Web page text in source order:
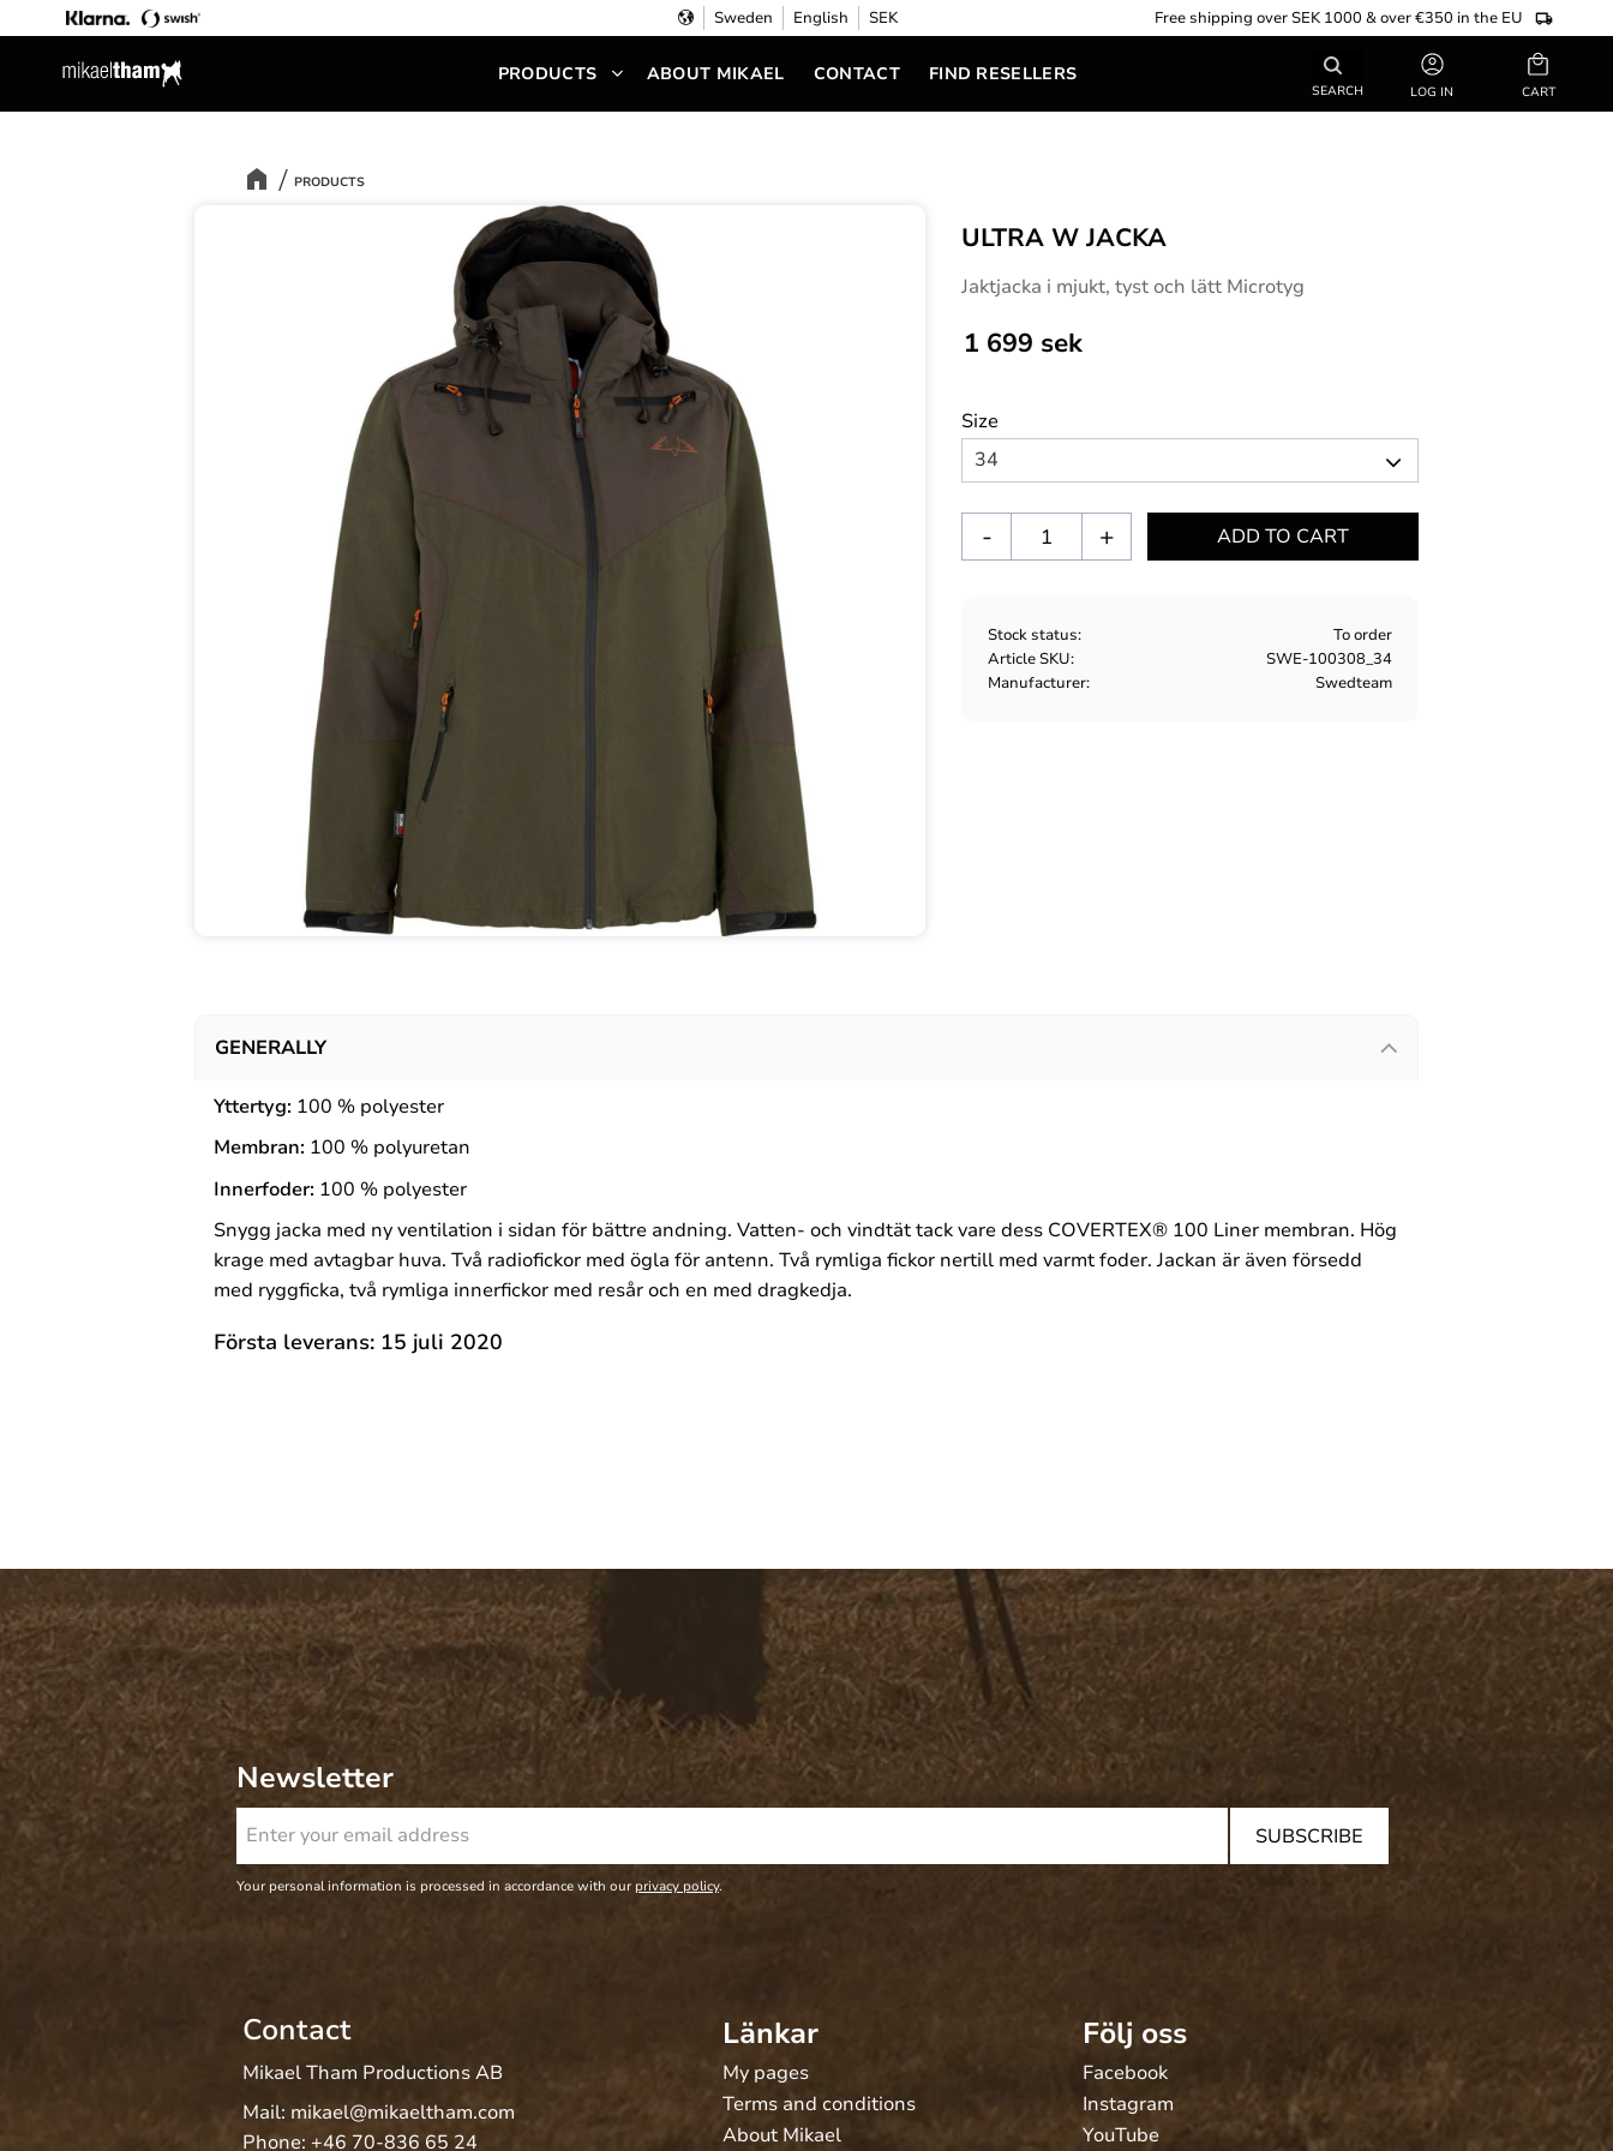
Sweden English SEK Free shipping over SEK 1000 & over €350 in the EU
SEARCH
PRODUCTS ABOUT MIKAEL CONTACT FIND RESELLERS
LOG IN
Basket
PRODUCTS
ULTRA W JACKA
Jaktjacka i mjukt, tyst och lätt Microtyg
1 699 sek
Size
+
-
Stock status
To order
Article SKU
SWE-100308_34
Manufacturer
Swedteam
GENERALLY
Yttertyg: 100 % polyester
Membran: 100 % polyuretan
Innerfoder: 100 % polyester
Snygg jacka med ny ventilation i sidan för bättre andning. Vatten- och vindtät tack vare dess COVERTEX® 100 Liner membran. Hög
krage med avtagbar huva. Två radiofickor med ögla för antenn. Två rymliga fickor nertill med varmt foder. Jackan är även försedd
med ryggficka, två rymliga innerfickor med resår och en med dragkedja.
Första leverans: 15 juli 2020
Newsletter
SUBSCRIBE
Your personal information is processed in accordance with our privacy policy.
Contact
Mikael Tham Productions AB
Mail: mikael@mikaeltham.com
Phone: +46 70-836 65 24
Länkar
My pages
Terms and conditions
About Mikael
Följ oss
Facebook
Instagram
YouTube